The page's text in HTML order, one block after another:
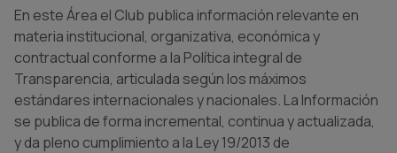
En este Área el Club publica información relevante en
materia institucional, organizativa, económica y
contractual conforme a la Política integral de
Transparencia, articulada según los máximos
estándares internacionales y nacionales. La Información
se publica de forma incremental, continua y actualizada,
y da pleno cumplimiento a la Ley 19/2013 de